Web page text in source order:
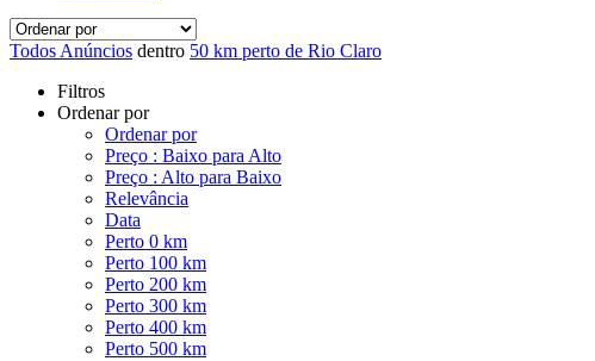
Todos Anúncios dentro 50 km perto de Rio Claro
Filtros
Ordenar por
Ordenar por
Preço : Baixo para Alto
Preço : Alto para Baixo
Relevância
Data
Perto 0 km
Perto 100 km
Perto 200 km
Perto 300 km
Perto 400 km
Perto 500 km